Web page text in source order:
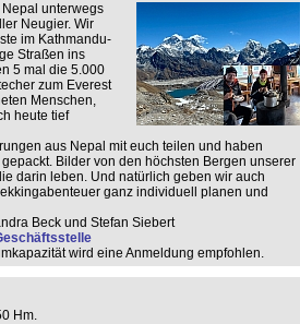
unterwegs
Neugier. Wir
im Kathmandu-
Straßen ins
5 mal die 5.000
zum Everest
Menschen,
heute tief
aus Nepal mit euch teilen und haben
Bilder von den höchsten Bergen unserer
darin leben. Und natürlich geben wir auch
ganz individuell planen und
Beck und Stefan Siebert
wird eine Anmeldung empfohlen.
Hm.